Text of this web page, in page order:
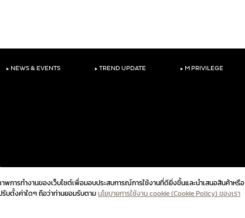
การทำงานของเว็บไซต์เพื่อมอบประสบการณ์การใช้งานที่ดียิ่งขึ้นและนำเสนอสินค้าหรือ
รับตั้งค่าใดๆ ถือว่าท่านยอมรับตามนโยบายการใช้งาน cookie (Cookie Policy) ของเรา
‣ NEWS & EVENTS ‣ TREND UPDATE ‣ M PRIVILEGE